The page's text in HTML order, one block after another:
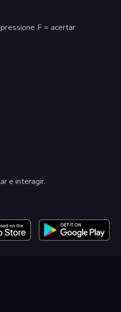
F = acertar
e interagir.